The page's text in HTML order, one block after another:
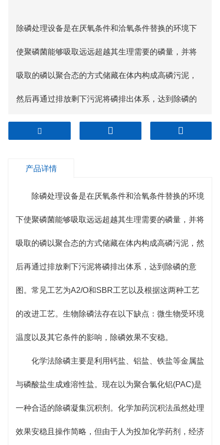
除磷处理设备是在厌氧条件和洽氧条件替换的环境下
使聚磷菌能够吸取远远超越其生理需要的磷量，并将
吸取的磷以聚合态的方式储藏在体内构成高磷污泥，
然后再通过排放剩下污泥将磷排出体系，达到除磷的
意图。常见工艺为A2/O和SBR工艺以及根据这两种工
环境温度以及其它条件的影响，除磷效果不安稳。
产品详情
除磷处理设备是在厌氧条件和洽氧条件替换的环境
下使聚磷菌能够吸取远远超越其生理需要的磷量，并将
吸取的磷以聚合态的方式储藏在体内构成高磷污泥，然
后再通过排放剩下污泥将磷排出体系，达到除磷的意
图。常见工艺为A2/O和SBR工艺以及根据这两种工艺
的改进工艺。生物除磷法存在以下缺点：微生物受环境
温度以及其它条件的影响，除磷效果不安稳。
化学法除磷主要是利用钙盐、铝盐、铁盐等金属盐
与磷酸盐生成难溶性盐。现在以为聚合氯化铝(PAC)是
一种合适的除磷凝集沉积剂。化学加药沉积法虽然处理
效果安稳且操作简略，但由于人为投加化学药剂，经济